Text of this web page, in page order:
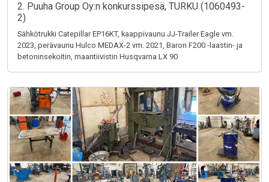
2. Puuha Group Oy:n konkurssipesä, TURKU (1060493-
2)
Sähkötrukki Catepillar EP16KT, kaappivaunu JJ-Trailer Eagle vm.
2023, perävaunu Hulco MEDAX-2 vm. 2021, Baron F200 -laastin- ja
betoninsekoitin, maantiivistin Husqvarna LX 90